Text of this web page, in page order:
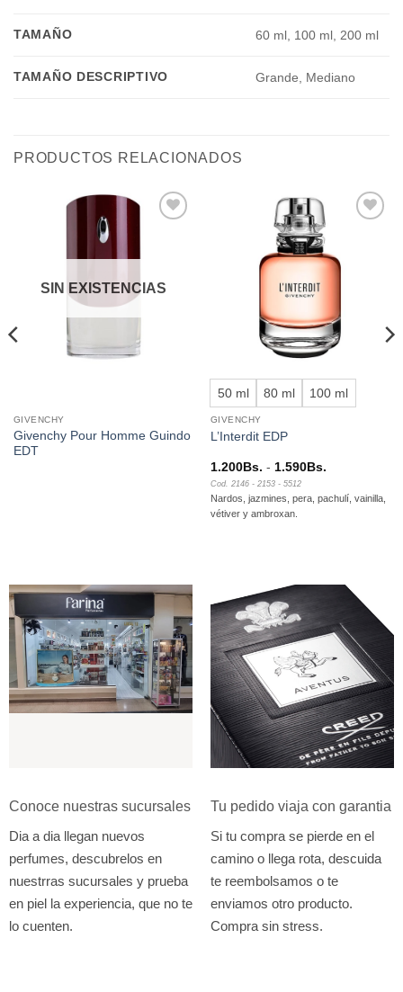
TAMAÑO 60 ml, 100 ml, 200 ml
TAMAÑO DESCRIPTIVO Grande, Mediano
PRODUCTOS RELACIONADOS
SIN EXISTENCIAS
GIVENCHY
Givenchy Pour Homme Guindo
EDT
50 ml 80 ml 100 ml
GIVENCHY
L’Interdit EDP
1.200Bs. - 1.590Bs.Rango
desde
Cod. 2146 - 2153 - 5512
Nardos, jazmines, pera, pachulí, vainilla,
vétiver y ambroxan.
Conoce nuestras sucursales
Dia a dia llegan nuevos
perfumes, descubrelos en
nuestrras sucursales y prueba
en piel la experiencia, que no te
lo cuenten.
Tu pedido viaja con garantia
Si tu compra se pierde en el
camino o llega rota, descuida
te reembolsamos o te
enviamos otro producto.
Compra sin stress.